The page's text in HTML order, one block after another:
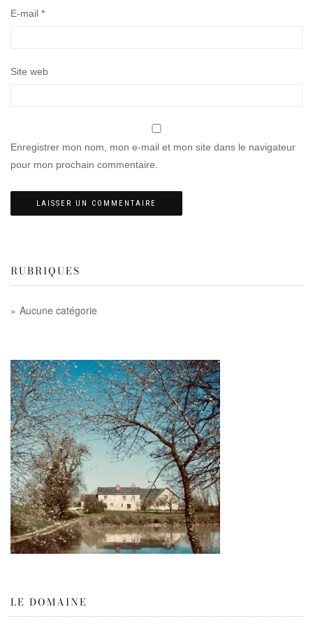
E-mail *
Site web
Enregistrer mon nom, mon e-mail et mon site dans le navigateur
pour mon prochain commentaire.
RUBRIQUES
Aucune catégorie
LE DOMAINE